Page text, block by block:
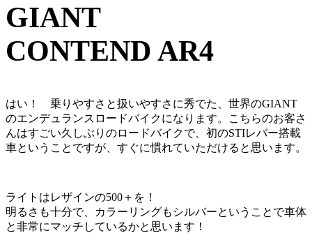
GIANT
CONTEND AR4
はい！ 乗りやすさと扱いやすさに秀でた、世界のGIANT
のエンデュランスロードバイクになります。こちらのお客さ
んはすごい久しぶりのロードバイクで、初のSTIレバー搭載
車ということですが、すぐに慣れていただけると思います。
ライトはレザインの500＋を！
明るさも十分で、カラーリングもシルバーということで車体
と非常にマッチしているかと思います！